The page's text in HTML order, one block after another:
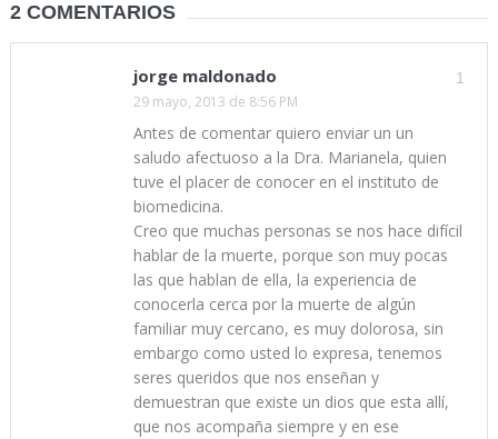
2 COMENTARIOS
1
jorge maldonado
29 mayo, 2013 de 8:56 PM
Antes de comentar quiero enviar un un
saludo afectuoso a la Dra. Marianela, quien
tuve el placer de conocer en el instituto de
biomedicina.
Creo que muchas personas se nos hace difícil
hablar de la muerte, porque son muy pocas
las que hablan de ella, la experiencia de
conocerla cerca por la muerte de algún
familiar muy cercano, es muy dolorosa, sin
embargo como usted lo expresa, tenemos
seres queridos que nos enseñan y
demuestran que existe un dios que esta allí,
que nos acompaña siempre y en ese